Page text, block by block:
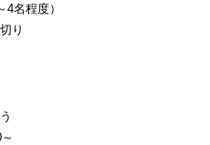
名程度）
り